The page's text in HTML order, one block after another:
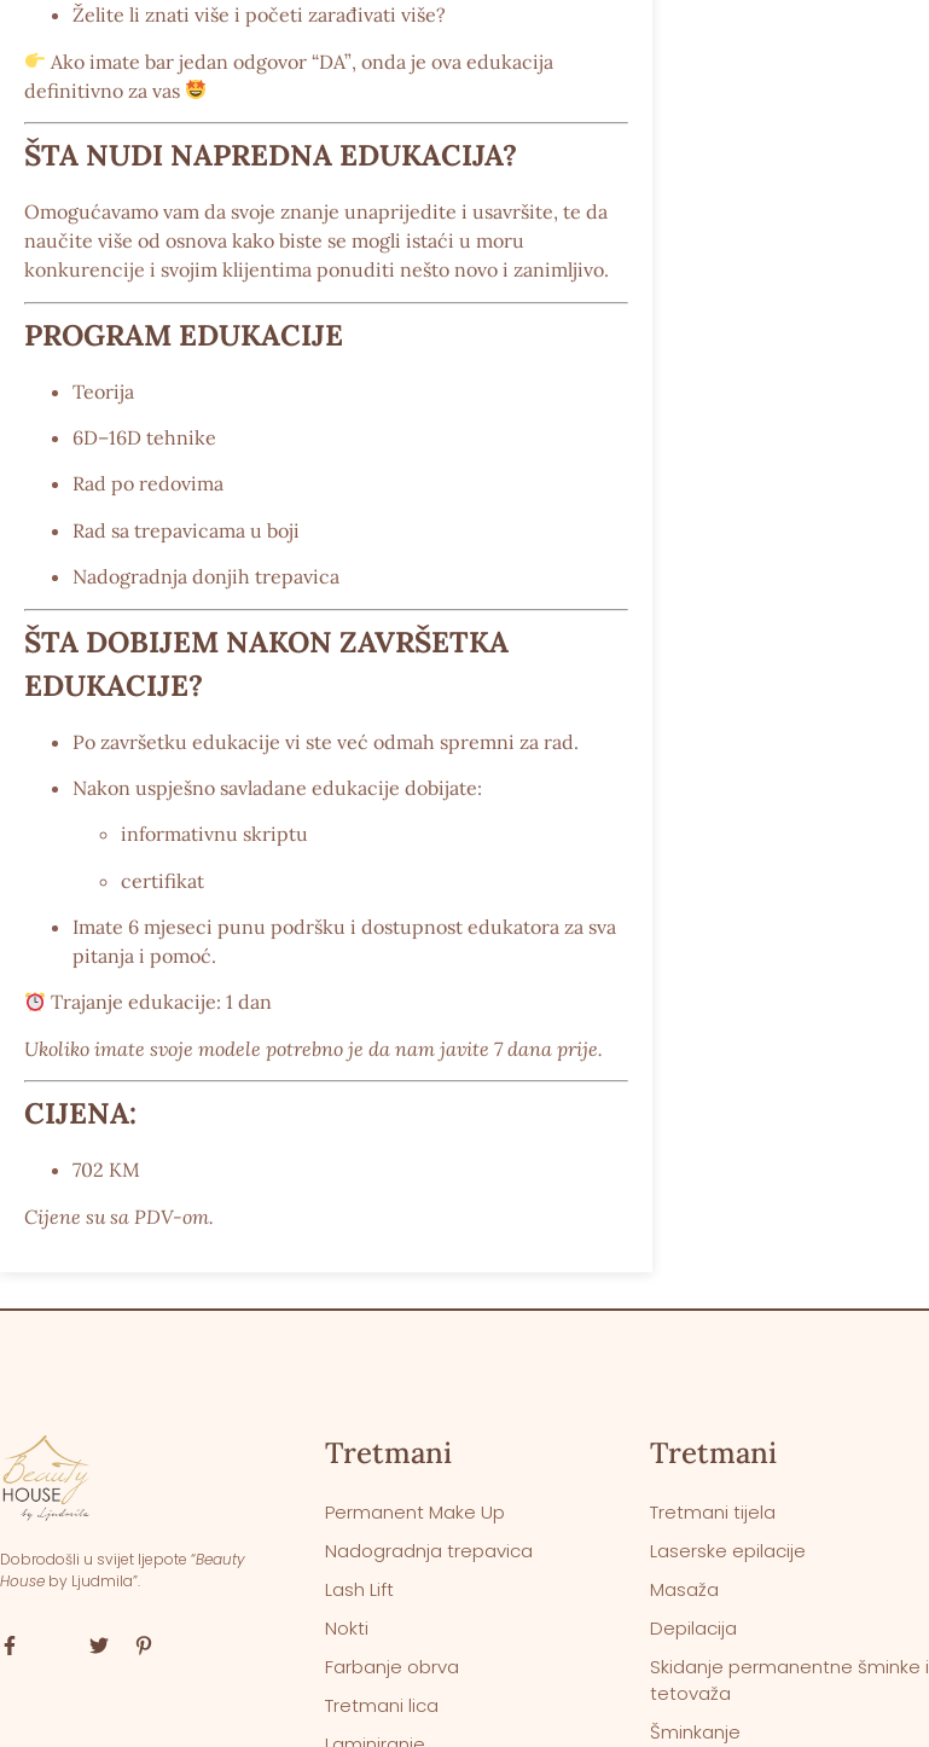
Želite li znati više i početi zarađivati više?
Ako imate bar jedan odgovor“DA”, onda je ova edukacija
definitivno za vas
ŠTA NUDI NAPREDNA EDUKACIJA?
Omogućavamo vam da svoje znanje unaprijedite i usavršite, te da
naučite više od osnova kako biste se mogli istaći u moru
konkurencije i svojim klijentima ponuditi nešto novo i zanimljivo.
PROGRAM EDUKACIJE
Teorija
6D–16D tehnike
Rad po redovima
Rad sa trepavicama u boji
Nadogradnja donjih trepavica
ŠTA DOBIJEM NAKON ZAVRŠETKA
EDUKACIJE?
Po završetku edukacije vi ste već odmah spremni za rad.
Nakon uspješno savladane edukacije dobijate:
informativnu skriptu
certifikat
Imate 6 mjeseci punu podršku i dostupnost edukatora za sva
pitanja i pomoć.
Trajanje edukacije: 1 dan
Ukoliko imate svoje modele potrebno je da nam javite 7 dana prije.
CIJENA:
702 KM
Cijene su sa PDV-om.
Dobrodošli u svijet ljepote “Beauty
House by Ljudmila”.
Tretmani
Permanent Make Up
Nadogradnja trepavica
Lash Lift
Nokti
Farbanje obrva
Tretmani lica
Tretmani
Tretmani tijela
Laserske epilacije
Masaža
Depilacija
Skidanje permanentne šminke i
tetovaža
Šminkanje